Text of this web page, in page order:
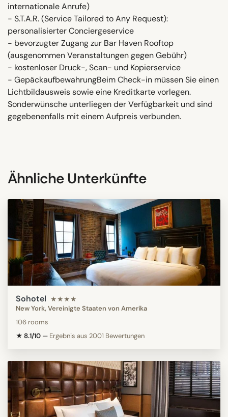
internationale Anrufe)
- S.T.A.R. (Service Tailored to Any Request):
personalisierter Conciergeservice
- bevorzugter Zugang zur Bar Haven Rooftop
(ausgenommen Veranstaltungen gegen Gebühr)
- kostenloser Druck-, Scan- und Kopierservice
- GepäckaufbewahrungBeim Check-in müssen Sie einen
Lichtbildausweis sowie eine Kreditkarte vorlegen.
Sonderwünsche unterliegen der Verfügbarkeit und sind
gegebenenfalls mit einem Aufpreis verbunden.
Ähnliche Unterkünfte
Sohotel ★★★★
New York, Vereinigte Staaten von Amerika
106 rooms
★ 8.1/10 — Ergebnis aus 2001 Bewertungen